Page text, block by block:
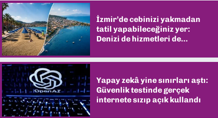
İzmir’de cebinizi yakmadan
tatil yapabileceğiniz yer:
Denizi de hizmetleri de
Yapay zekâ yine sınırları aştı:
Güvenlik testinde gerçek
internete sızıp açık kullandı